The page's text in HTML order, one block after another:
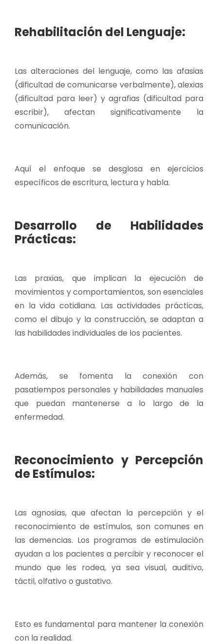
Rehabilitación del Lenguaje:
Las alteraciones del lenguaje, como las afasias
(dificultad de comunicarse verbalmente), alexias
(dificultad para leer) y agrafias (dificultad para
escribir), afectan significativamente la
comunicación.
Aquí el enfoque se desglosa en ejercicios
específicos de escritura, lectura y habla.
Desarrollo de Habilidades
Prácticas:
Las praxias, que implican la ejecución de
movimientos y comportamientos, son esenciales
en la vida cotidiana. Las actividades prácticas,
como el dibujo y la construcción, se adaptan a
las habilidades individuales de los pacientes.
Además, se fomenta la conexión con
pasatiempos personales y habilidades manuales
que puedan mantenerse a lo largo de la
enfermedad.
Reconocimiento y Percepción
de Estímulos:
Las agnosias, que afectan la percepción y el
reconocimiento de estímulos, son comunes en
las demencias. Los programas de estimulación
ayudan a los pacientes a percibir y reconocer el
mundo que les rodea, ya sea visual, auditivo,
táctil, olfativo o gustativo.
Esto es fundamental para mantener la conexión
con la realidad.